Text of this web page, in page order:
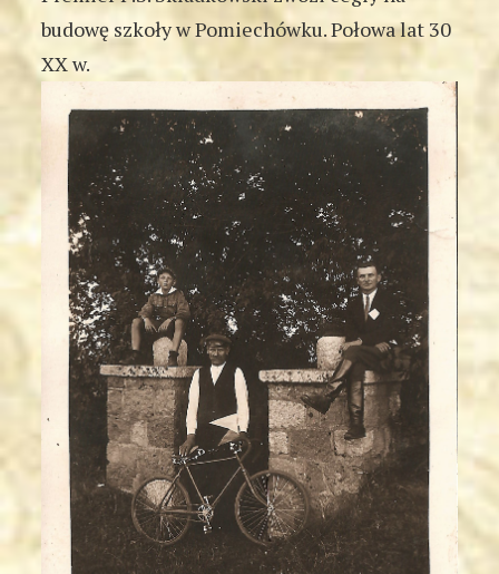
budowę szkoły w Pomiechówku. Połowa lat 30
XX w.